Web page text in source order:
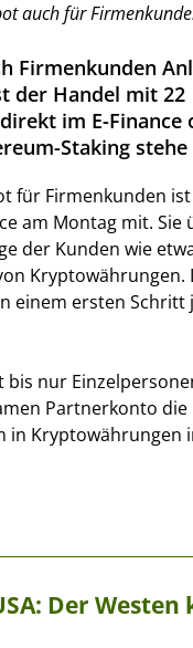
auch für
Firmenkunden
der Handel mit 22
im E-Finance
Staking
für Firmenkunden
am Montag mit. Sie
der Kunden wie
Kryptowährungen.
einem ersten Schritt
nur
Partnerkonto die
Kryptowährungen
Der Westen